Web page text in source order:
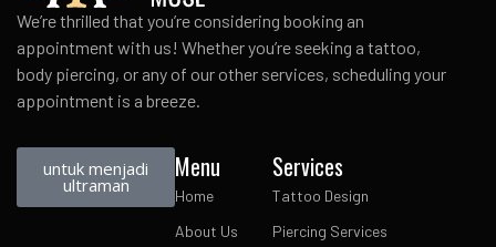
We’re thrilled that you’re considering booking an
appointment with us! Whether you’re seeking a tattoo,
body piercing, or any of our other services, scheduling your
appointment is a breeze.
untuk menjadi
ultraman
Menu
Home
About Us
Services
Tattoo Design
Piercing Services